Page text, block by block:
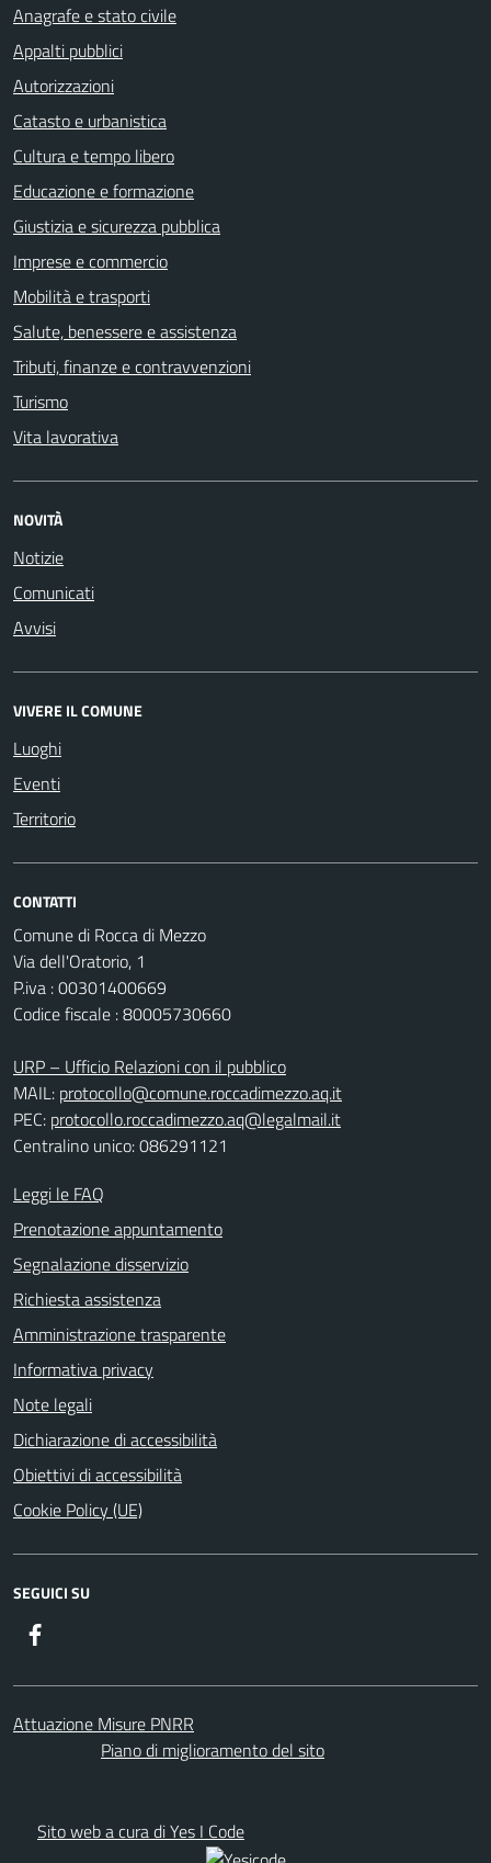
Anagrafe e stato civile
Appalti pubblici
Autorizzazioni
Catasto e urbanistica
Cultura e tempo libero
Educazione e formazione
Giustizia e sicurezza pubblica
Imprese e commercio
Mobilità e trasporti
Salute, benessere e assistenza
Tributi, finanze e contravvenzioni
Turismo
Vita lavorativa
NOVITÀ
Notizie
Comunicati
Avvisi
VIVERE IL COMUNE
Luoghi
Eventi
Territorio
CONTATTI
Comune di Rocca di Mezzo
Via dell'Oratorio, 1
P.iva : 00301400669
Codice fiscale : 80005730660
URP – Ufficio Relazioni con il pubblico
MAIL: protocollo@comune.roccadimezzo.aq.it
PEC: protocollo.roccadimezzo.aq@legalmail.it
Centralino unico: 086291121
Leggi le FAQ
Prenotazione appuntamento
Segnalazione disservizio
Richiesta assistenza
Amministrazione trasparente
Informativa privacy
Note legali
Dichiarazione di accessibilità
Obiettivi di accessibilità
Cookie Policy (UE)
SEGUICI SU
Attuazione Misure PNRR
Piano di miglioramento del sito
Sito web a cura di Yes I Code